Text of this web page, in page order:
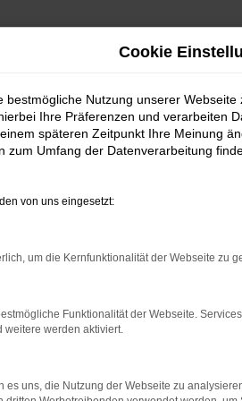
bestimmter Seiten
beheben.
auf dem neuesten Stand
Cookie
bestmögliche Nutzung unserer
Ihre Präferenzen und verarbeiten
späteren Zeitpunkt Ihre Meinung
zum Umfang der Datenverarbeitung
von uns eingesetzt:
um die Kernfunktionalität der Webseite zu
Funktionalität der Webseite.
weitere werden aktiviert.
es uns, die Nutzung der Webseite zu